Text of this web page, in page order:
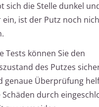
sich die Stelle dunkel
ein, ist der Putz noch
Tests können Sie den
des Putzes
genaue Überprüfung
durch